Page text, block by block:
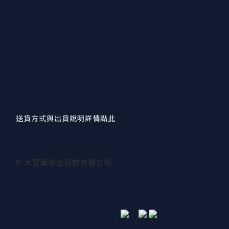
送貨方式與出貨說明詳情點此
© 大賢藥妝生活館有限公司